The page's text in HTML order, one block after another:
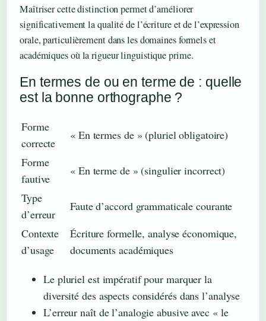
Maîtriser cette distinction permet d’améliorer
significativement la qualité de l’écriture et de l’expression
orale, particulièrement dans les domaines formels et
académiques où la rigueur linguistique prime.
En termes de ou en terme de : quelle
est la bonne orthographe ?
Forme
correcte
« En termes de » (pluriel obligatoire)
Forme
fautive
« En terme de » (singulier incorrect)
Type
d’erreur
Faute d’accord grammaticale courante
Contexte
d’usage
Écriture formelle, analyse économique,
documents académiques
Le pluriel est impératif pour marquer la
diversité des aspects considérés dans l’analyse
L’erreur naît de l’analogie abusive avec « le